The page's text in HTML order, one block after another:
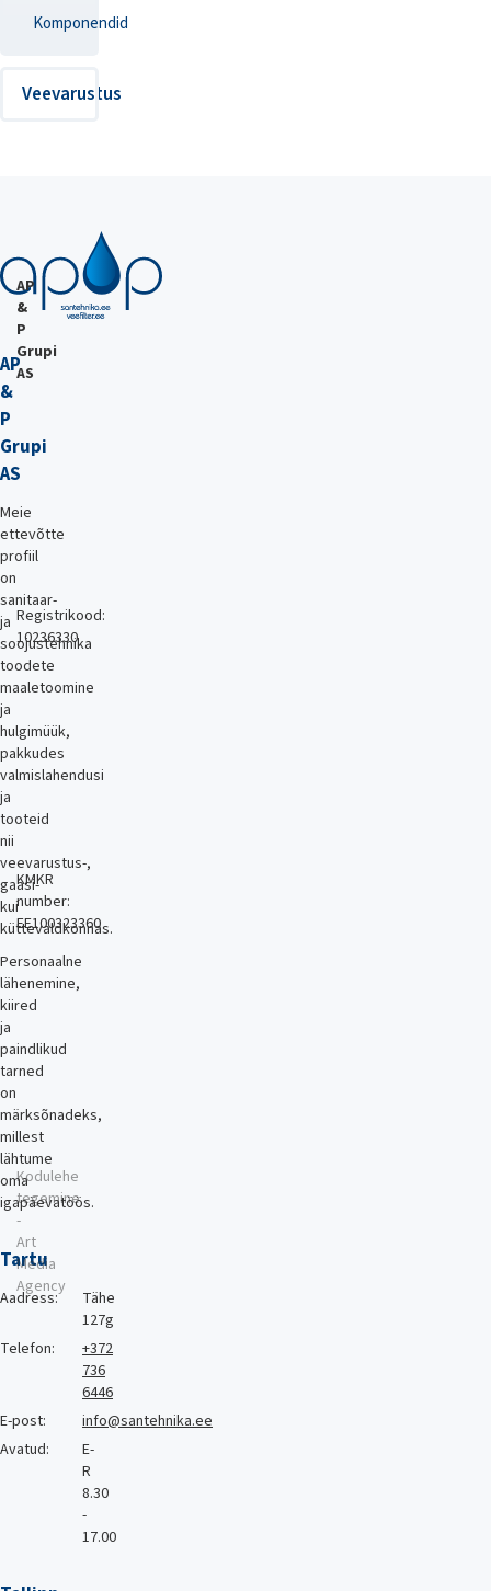
Komponendid
Veevarustus
AP
&
P
Grupi
AS
Meie
ettevõtte
profiil
on
sanitaar-
ja
soojustehnika
toodete
maaletoomine
ja
hulgimüük,
pakkudes
valmislahendusi
ja
tooteid
nii
veevarustus-,
gaasi-
kui
küttevaldkonnas.
Personaalne
lähenemine,
kiired
ja
paindlikud
tarned
on
märksõnadeks,
millest
lähtume
oma
igapäevatöös.
Tartu
Aadress:
Tähe
127g
Telefon:
+372
736
6446
E-post:
info@santehnika.ee
Avatud:
E-
R
8.30
-
17.00
AP
&
P
Grupi
AS
Registrikood:
10236330
KMKR
number:
EE100323360
Kodulehe
tegemine
-
Art
Media
Agency